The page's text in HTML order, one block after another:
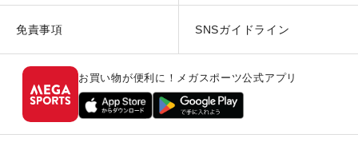
免責事項 SNSガイドライン
お買い物が便利に！メガスポーツ公式アプリ